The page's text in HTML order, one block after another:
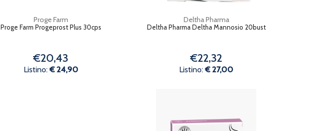
Proge Farm
Proge Farm Progeprost Plus 30cps
€20,43
Listino:€ 24,90
Deltha Pharma
Deltha Pharma Deltha Mannosio 20bust
€22,32
Listino:€ 27,00